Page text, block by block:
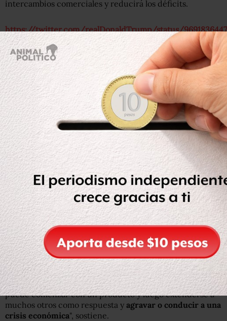
intercambios comerciales y reducirá los déficits.
https://twitter.com/realDonaldTrump/status/
"Nuestras industrias de acero y aluminio (y muchas otras)
han sido diezmadas durante décadas por el comercio
injusto y la mala política con los países del mundo. No
podemos permitir que se sigan aprovechando de nuestra
nación o nuestras empresas. ¡Queremos un comercio
libre, justo e INTELIGENTE!", escribió en Twitter.
¿Cuáles son las principales "armas" que se
utilizan en estas guerras?
"Básicamente, hay dos: la principal son los aranceles , que
son impuestos a las importaciones, y lascuotas de
importaciones , que son límites a la cantidad de
determinados productos que se puede importar", señala
el experto del Center for Trade Policy Studies.
Añade que, en dependencia de las regulaciones, son
posibles también restructuraciones en las políticas de
gobierno respecto al país que impuso las medidas.
"Lo otro es que, como pasó durante la crisis de 1930,
puede comenzar con un producto y luego extenderse a
muchos otros como respuesta y agravar o conducir a una
crisis económica", sostiene.